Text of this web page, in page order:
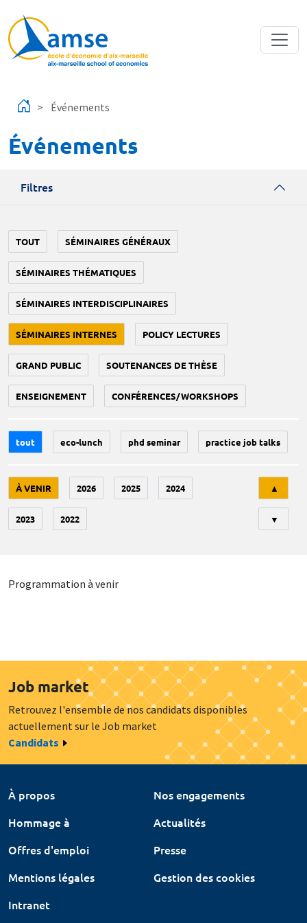
Événements
Événements
Filtres
TOUT SÉMINAIRES GÉNÉRAUX
SÉMINAIRES THÉMATIQUES
SÉMINAIRES INTERDISCIPLINAIRES
SÉMINAIRES INTERNES POLICY LECTURES
GRAND PUBLIC SOUTENANCES DE THÈSE
ENSEIGNEMENT CONFÉRENCES/WORKSHOPS
tout eco-lunch phd seminar practice job talks
À VENIR 2026 2025 2024
2023 2022
▲
▼
Programmation à venir
Job market
Retrouvez l'ensemble de nos candidats disponibles
actuellement sur le Job market
Candidats
À propos
Nos engagements
Hommage à
Actualités
Offres d'emploi
Presse
Mentions légales
Gestion des cookies
Intranet